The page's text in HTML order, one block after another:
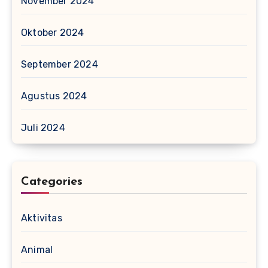
Oktober 2024
September 2024
Agustus 2024
Juli 2024
Categories
Aktivitas
Animal